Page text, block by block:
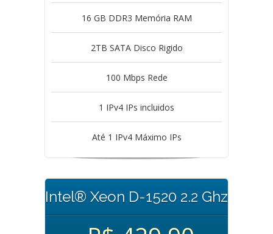
16 GB DDR3 Memória RAM
2TB SATA Disco Rigido
100 Mbps Rede
1 IPv4 IPs incluidos
Até 1 IPv4 Máximo IPs
Intel® Xeon D-1520 2.2 Ghz